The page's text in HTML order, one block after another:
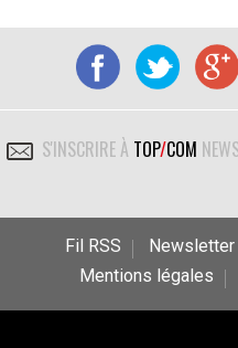
S'INSCRIRE À TOP/COM
Fil RSS Newsletter
Mentions légales